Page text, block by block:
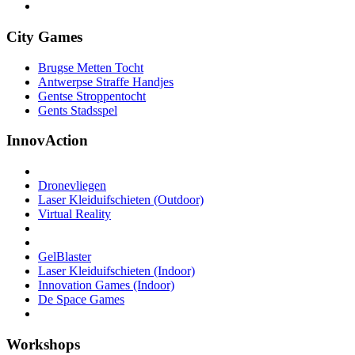
City Games
Brugse Metten Tocht
Antwerpse Straffe Handjes
Gentse Stroppentocht
Gents Stadsspel
InnovAction
Dronevliegen
Laser Kleiduifschieten (Outdoor)
Virtual Reality
GelBlaster
Laser Kleiduifschieten (Indoor)
Innovation Games (Indoor)
De Space Games
Workshops